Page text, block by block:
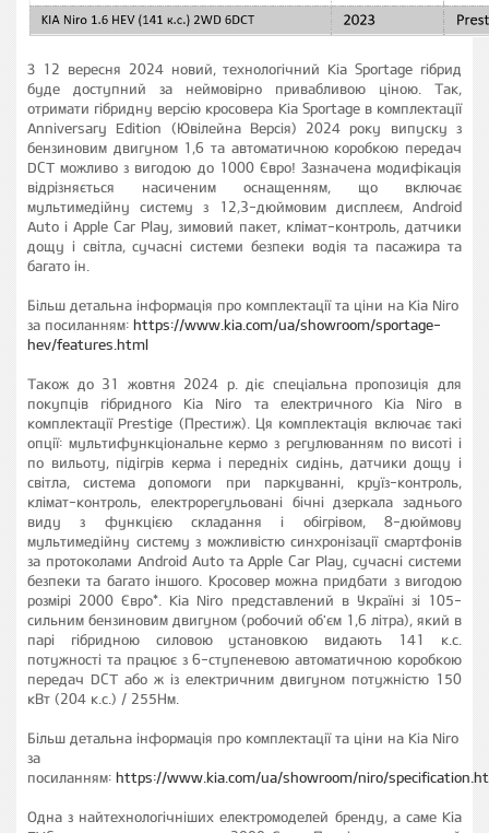
З 12 вересня 2024 новий, технологічний Kia Sportage гібрид
буде доступний за неймовірно привабливою ціною. Так,
отримати гібридну версію кросовера Kia Sportage в комплектації
Anniversary Edition (Ювілейна Версія) 2024 року випуску з
бензиновим двигуном 1,6 та автоматичною коробкою передач
DCT можливо з вигодою до 1000 Євро! Зазначена модифікація
відрізняється насиченим оснащенням, що включає
мультимедійну систему з 12,3-дюймовим дисплеєм, Android
Auto і Apple Car Play, зимовий пакет, клімат-контроль, датчики
дощу і світла, сучасні системи безпеки водія та пасажира та
багато ін.
Більш детальна інформація про комплектації та ціни на Kia Niro
за посиланням: https://www.kia.com/ua/showroom/sportage-
hev/features.html
Також до 31 жовтня 2024 р. діє спеціальна пропозиція для
покупців гібридного Kia Niro та електричного Kia Niro в
комплектації Prestige (Престиж). Ця комплектація включає такі
опції: мультифункціональне кермо з регулюванням по висоті і
по вильоту, підігрів керма і передніх сидінь, датчики дощу і
світла, система допомоги при паркуванні, круїз-контроль,
клімат-контроль, електрорегульовані бічні дзеркала заднього
виду з функцією складання і обігрівом, 8-дюймову
мультимедійну систему з можливістю синхронізації смартфонів
за протоколами Android Auto та Apple Car Play, сучасні системи
безпеки та багато іншого. Кросовер можна придбати з вигодою
розмірі 2000 Євро*. Kia Niro представлений в Україні зі 105-
сильним бензиновим двигуном (робочий об'єм 1,6 літра), який в
парі гібридною силовою установкою видають 141 к.с.
потужності та працює з 6-ступеневою автоматичною коробкою
передач DCT або ж із електричним двигуном потужністю 150
кВт (204 к.с.) / 255Нм.
Більш детальна інформація про комплектації та ціни на Kia Niro
за
посиланням: https://www.kia.com/ua/showroom/niro/
Одна з найтехнологічніших електромоделей бренду, а саме Kia